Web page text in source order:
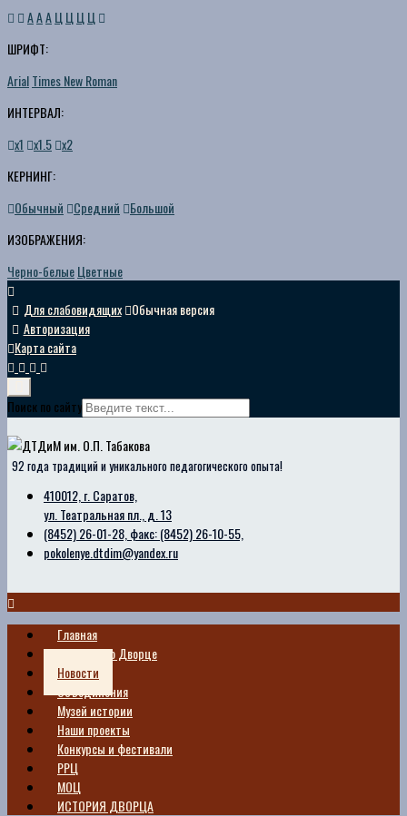
AAAЦ Ц Ц Ц
ШРИФТ:
ArialTimes New Roman
ИНТЕРВАЛ:
х1 х1.5 х2
КЕРНИНГ:
Обычный
Средний
Большой
ИЗОБРАЖЕНИЯ:
Черно-белыеЦветные
Для слабовидящих Обычная версия
Авторизация
Карта сайта
Поиск по сайту
92 года традиций и уникального педагогического опыта!
410012, г. Саратов,
ул. Театральная пл., д. 13
(8452) 26-01-28, факс: (8452) 26-10-55,
pokolenye.dtdim@yandex.ru
Главная
Сведения о Дворце
Новости
Объединения
Музей истории
Наши проекты
Конкурсы и фестивали
РРЦ
МОЦ
ИСТОРИЯ ДВОРЦА